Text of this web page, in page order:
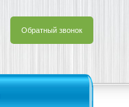
Обратный звонок